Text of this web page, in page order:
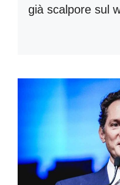
già scalpore sul